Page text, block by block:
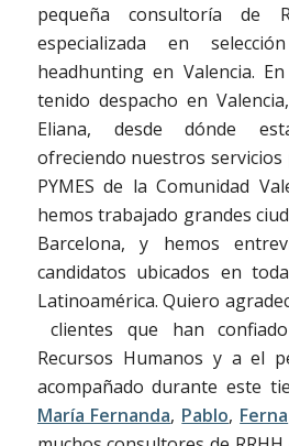
pequeña consultoría de
especializada en
headhunting en Valencia.
tenido despacho en
Eliana, desde dónde
ofreciendo nuestros
PYMES de la Comunidad
hemos trabajado grandes
Barcelona, y hemos
candidatos ubicados en
Latinoamérica. Quiero
clientes que han
Recursos Humanos y a el
acompañado durante este
María Fernanda, Pablo, Ferna